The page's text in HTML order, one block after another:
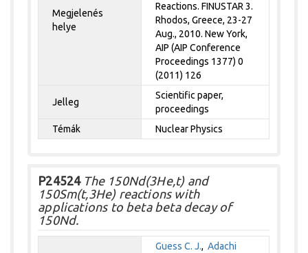
Megjelenés
helye
Reactions. FINUSTAR 3.
Rhodos, Greece, 23-27
Aug., 2010. New York,
AIP (AIP Conference
Proceedings 1377) 0
(2011) 126
Jelleg
Scientific paper,
proceedings
Témák
Nuclear Physics
P24524The 150Nd(3He,t) and
150Sm(t,3He) reactions with
applications to beta beta decay of
150Nd.
Guess C. J.,Adachi